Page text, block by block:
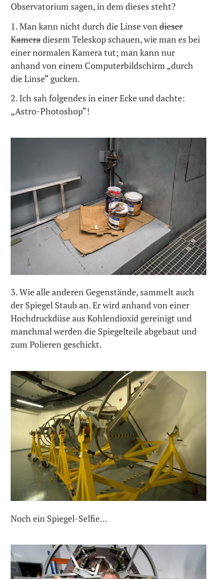
Observatorium sagen, in dem dieses steht?
1. Man kann nicht durch die Linse vondieser
Kameradiesem Teleskop schauen, wie man es bei
einer normalen Kamera tut; man kann nur
anhand von einem Computerbildschirm „durch
die Linse“ gucken.
2. Ich sah folgendes in einer Ecke und dachte:
„Astro-Photoshop“!
3. Wie alle anderen Gegenstände, sammelt auch
der Spiegel Staub an. Er wird anhand von einer
Hochdruckdüse aus Kohlendioxid gereinigt und
manchmal werden die Spiegelteile abgebaut und
zum Polieren geschickt.
Noch ein Spiegel-Selfie…